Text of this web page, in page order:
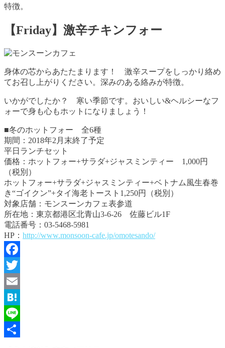
特徴。
【Friday】激辛チキンフォー
身体の芯からあたたまります！ 激辛スープをしっかり絡め
てお召し上がりください。深みのある絡みが特徴。
いかがでしたか？ 寒い季節です。おいしい&ヘルシーなフ
ォーで身も心もホットになりましょう！
■冬のホットフォー 全6種
期間：2018年2月末終了予定
平日ランチセット
価格：ホットフォー+サラダ+ジャスミンティー 1,000円
（税別）
ホットフォー+サラダ+ジャスミンティー+ベトナム風生春巻
き“ゴイクン”+タイ海老トースト1,250円（税別）
対象店舗：モンスーンカフェ表参道
所在地：東京都港区北青山3-6-26 佐藤ビル1F
電話番号：03-5468-5981
HP： http://www.monsoon-cafe.jp/omotesando/
Facebook
Twitter
Email
Hatena
Line